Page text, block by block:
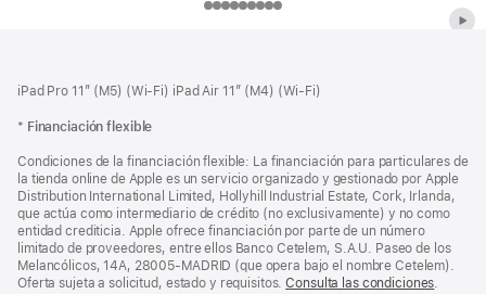
Elemento
-
Lasso
Elemento
-
Elemento
-
Elemento
-
Elemento
-
Elemento
-
Elemento
-
Fear
Elemento
-
tiene
problemas
de
dinero
Elemento
-
maldición
de
Widow's
Bay
de
iPad Pro 11” (M5) (Wi-Fi) iPad Air 11” (M4) (Wi‑Fi)
* Financiación flexible
Condiciones de la financiación flexible: La financiación para particulares de
la tienda online de Apple es un servicio organizado y gestionado por Apple
Distribution International Limited, Hollyhill Industrial Estate, Cork, Irlanda,
que actúa como intermediario de crédito (no exclusivamente) y no como
entidad crediticia. Apple ofrece financiación por parte de un número
limitado de proveedores, entre ellos Banco Cetelem, S.A.U. Paseo de los
Melancólicos, 14A, 28005-MADRID (que opera bajo el nombre Cetelem).
Oferta sujeta a solicitud, estado y requisitos.Consulta las condiciones.